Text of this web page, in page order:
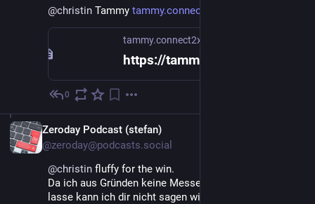
@christin Tammy tammy.connect2x.de
tammy.connect2x.de
0
Zeroday Podcast (stefan)
@zeroday@podcasts.social
@christin fluffy for the win.
Da ich aus Gründen keine Messenger direkt starten
lasse kann ich dir nicht sagen wie du fluffy direkt "in